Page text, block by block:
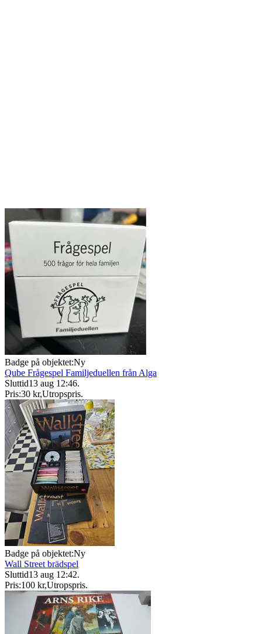
Badge på objektet:Ny
Qube Frågespel Familjeduellen från Alga
Sluttid13 aug 12:46.
Pris:30 kr,Utropspris.
Badge på objektet:Ny
Wall Street brädspel
Sluttid13 aug 12:42.
Pris:100 kr,Utropspris.